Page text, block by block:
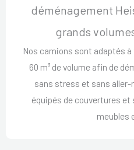
déménagement
grands
Nos camions sont adaptés à
60 m³ de volume afin de
sans stress et sans
équipés de couvertures et
meubles